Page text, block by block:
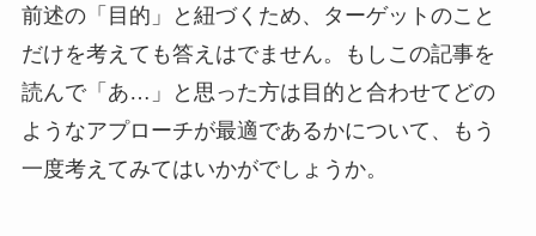
前述の「目的」と紐づくため、ターゲットのこと
だけを考えても答えはでません。もしこの記事を
読んで「あ…」と思った方は目的と合わせてどの
ようなアプローチが最適であるかについて、もう
一度考えてみてはいかがでしょうか。